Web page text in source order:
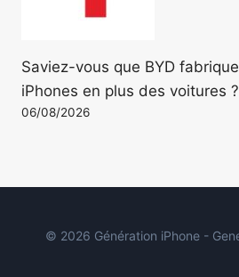
Saviez-vous que BYD
iPhones en plus des voitures ?
06/08/2026
© 2026 Génération iPhone -